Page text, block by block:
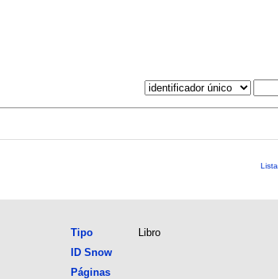
Lista
Tipo
Libro
ID Snow
Páginas